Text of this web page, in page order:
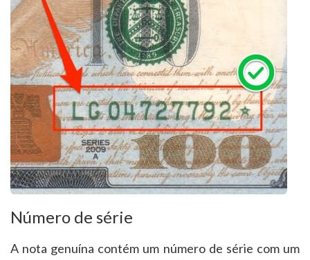
Número de série
A nota genuína contém um número de série com um